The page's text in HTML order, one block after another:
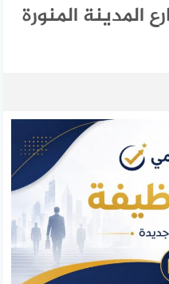
المنورة